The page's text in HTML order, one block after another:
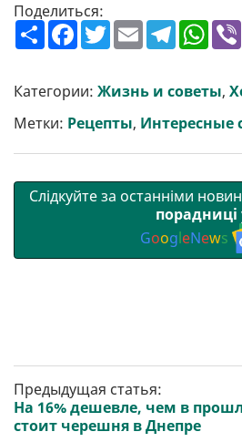
Поделиться:
П
о
р
и
т
и
F
a
b
o
o
k
T
w
t
e
r
E
m
l
T
e
g
r
a
m
W
h
s
A
p
p
Категории: Жизнь и советы,
Метки: Рецепты, Интересные
Слідкуйте за останніми
порадниці
GoogleNews
Предыдущая статья:
На 16% дешевле, чем в
стоит черешня в Днепре